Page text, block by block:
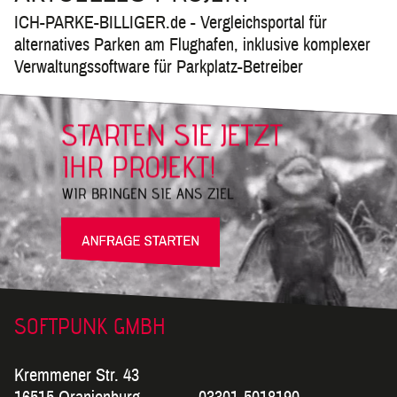
ICH-PARKE-BILLIGER.de - Vergleichsportal für
alternatives Parken am Flughafen, inklusive komplexer
Verwaltungssoftware für Parkplatz-Betreiber
STARTEN SIE JETZT
IHR PROJEKT!
WIR BRINGEN SIEANS ZIEL
SOFTPUNK GMBH
Kremmener Str. 43